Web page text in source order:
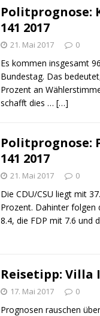
Politprognose:
141 2017
21. Mai 2017 0
Es kommen insgesamt
Bundestag. Das
Prozent an
schafft dies … […]
Politprognose:
141 2017
21. Mai 2017 0
Die CDU/CSU liegt mit
Prozent. Dahinter folgen
8.4, die FDP mit 7.6 und
Reisetipp: Villa
17. Mai 2017 0
Prognosen rauschen